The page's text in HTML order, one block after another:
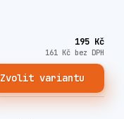
195 Kč
161 Kč bez DPH
Zvolit variantu